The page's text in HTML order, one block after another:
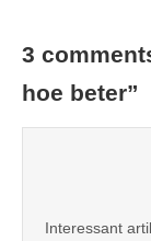
3
hoe beter”
Interessant